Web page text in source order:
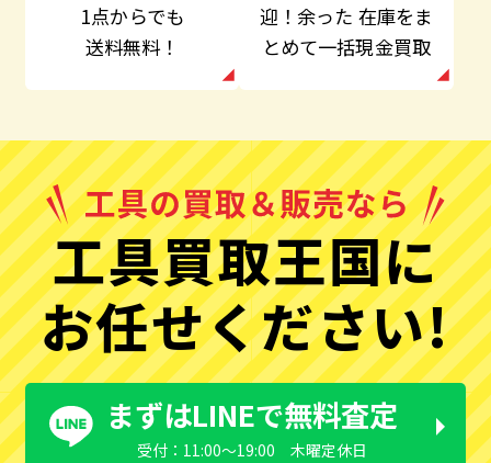
1点からでも
送料無料！
迎！余った 在庫をま
とめて一括現金買取
工具買取王国に
お任せください!
まずはLINEで無料査定
受付：11:00〜19:00 木曜定休日